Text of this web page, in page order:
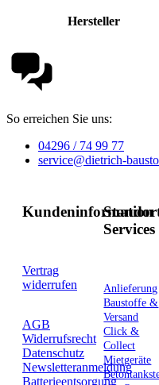
Hersteller
So erreichen Sie uns:
04296 / 74 99 77
service@dietrich-
Kundeninformation
Vertrag
widerrufen
AGB
Widerrufsrecht
Datenschutz
Newsletteranmeldung
Batterieentsorgung
Services
Anlieferung
Baustoffe &
Versand
Click &
Collect
Mietgeräte